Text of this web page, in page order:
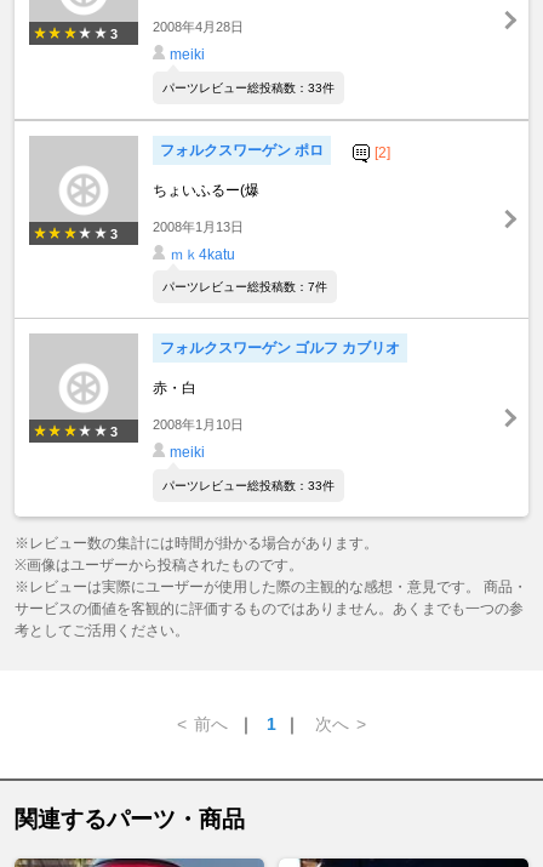
3 2008年4月28日
meiki
パーツレビュー総投稿数：33件
3
フォルクスワーゲン ポロ [2]
ちょいふるー(爆
2008年1月13日
ｍｋ4katu
パーツレビュー総投稿数：7件
3
フォルクスワーゲン ゴルフ カブリオ
赤・白
2008年1月10日
meiki
パーツレビュー総投稿数：33件
※レビュー数の集計には時間が掛かる場合があります。
※画像はユーザーから投稿されたものです。
※レビューは実際にユーザーが使用した際の主観的な感想・意見です。 商品・
サービスの価値を客観的に評価するものではありません。あくまでも一つの参
考としてご活用ください。
< 前へ ｜ 1 ｜ 次へ >
関連するパーツ・商品